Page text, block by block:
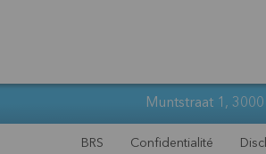
Muntstraat 1,
BRS Confidentialité